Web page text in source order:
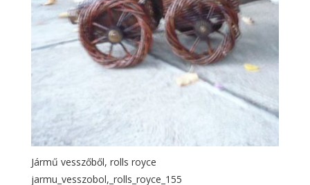
Jármű vesszőből, rolls royce
jarmu_vesszobol,_rolls_royce_155